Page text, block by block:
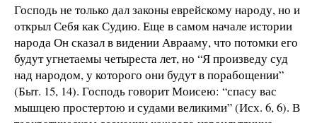
Господь не только дал законы еврейскому народу, но и
открыл Себя как Судию. Еще в самом начале истории
народа Он сказал в видении Аврааму, что потомки его
будут угнетаемы четыреста лет, но “Я произведу суд
над народом, у которого они будут в порабощении”
(Быт. 15, 14). Господь говорит Моисею: “спасу вас
мышцею простертою и судами великими” (Исх. 6, 6). В